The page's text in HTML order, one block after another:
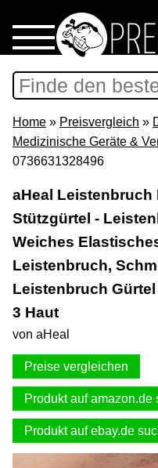
Home
Download
Preispiraten
Support &
Presse
Datenschutz
Impressum
Home » Preisvergleich »
Medizinische Geräte &
0736631328496
aHeal Leistenbruch
Stützgürtel -
Weiches
Leistenbruch,
Leistenbruch
3 Haut
von aHeal
Preise vergleichen
Produkt auf amazon.de
Produkt auf ebay.de